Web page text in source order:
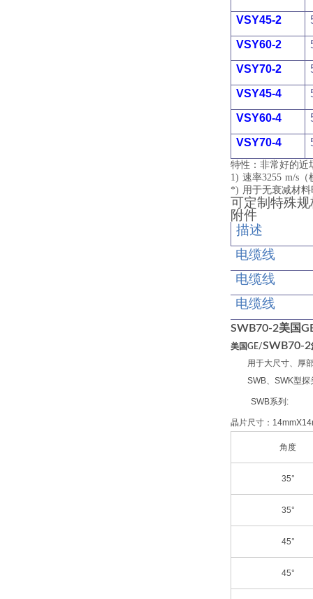
VSY45-2
VSY60-2
VSY70-2
VSY45-4
VSY60-4
VSY70-4
特性：非常好的近
1) 速率3255 m/s
*) 用于无衰减材
可定制特殊规
附件
描述
电缆线
电缆线
电缆线
SWB70-2美国
美国GE/SWB70-
用于大尺寸、厚
SWB、SWK型
SWB系列:
晶片尺寸：
角度
35°
35°
45°
45°